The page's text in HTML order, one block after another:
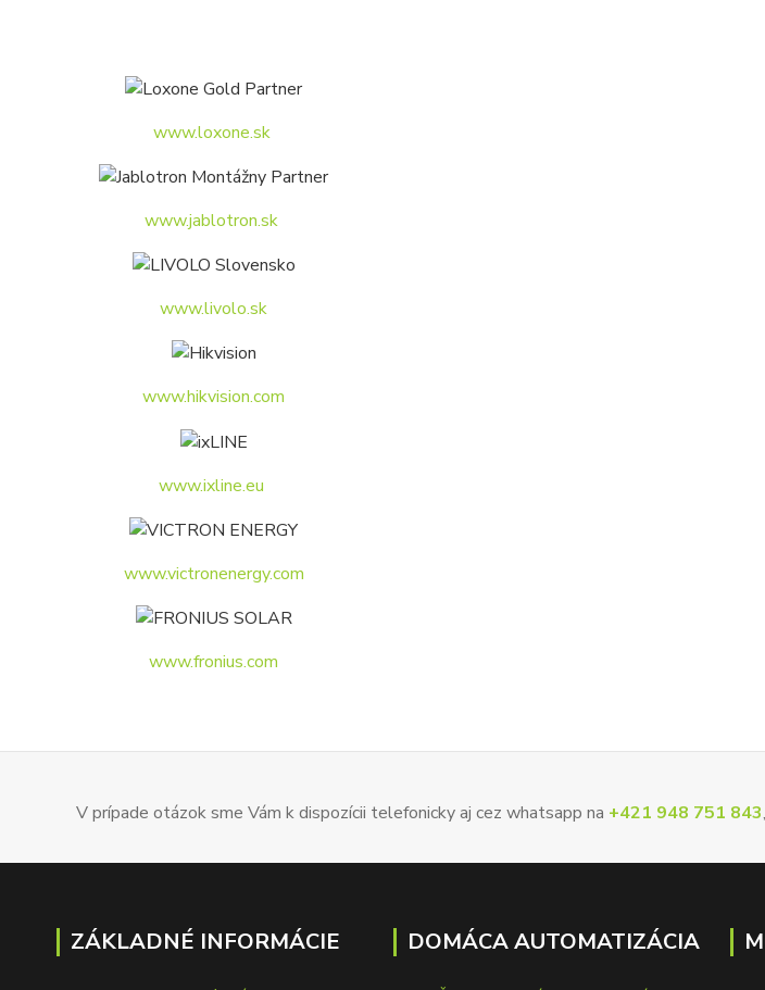
www.loxone.sk
www.jablotron.sk
www.livolo.sk
www.hikvision.com
www.ixline.eu
www.victronenergy.com
www.fronius.com
V prípade otázok sme Vám k dispozícii telefonicky aj cez whatsapp na +421 948 751 843
ZÁKLADNÉ INFORMÁCIE DOMÁCA AUTOMATIZÁCIA